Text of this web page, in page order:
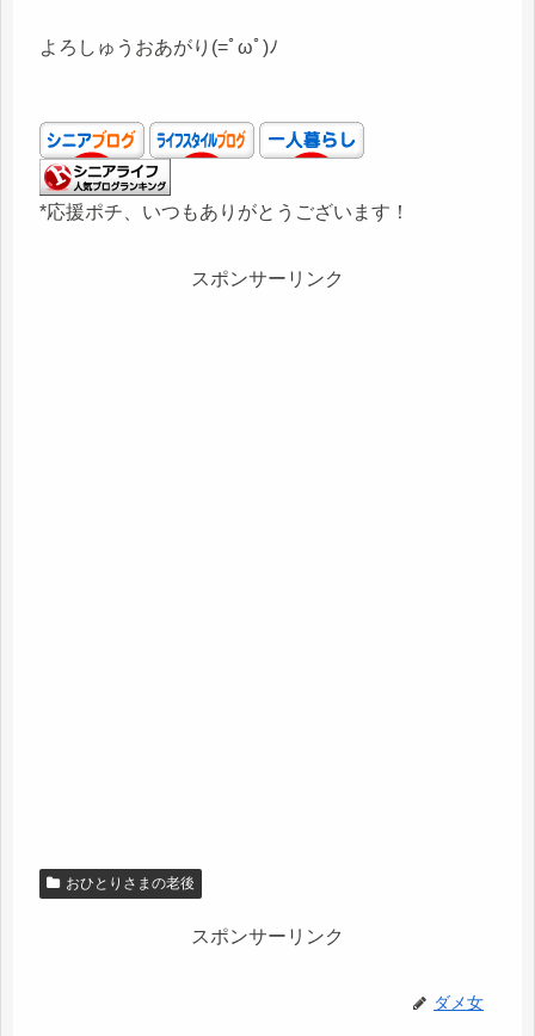
よろしゅうおあがり(=ﾟωﾟ)ﾉ
*応援ポチ、いつもありがとうございます！
スポンサーリンク
おひとりさまの老後
スポンサーリンク
ダメ女